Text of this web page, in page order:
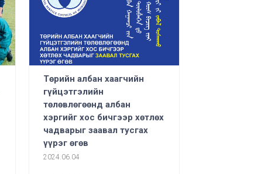
Төрийн албан хаагчийн
гүйцэтгэлийн
төлөвлөгөөнд албан
хэргийг хос бичгээр хөтлөх
чадварыг заавал тусгах
үүрэг өгөв
2024.06.04